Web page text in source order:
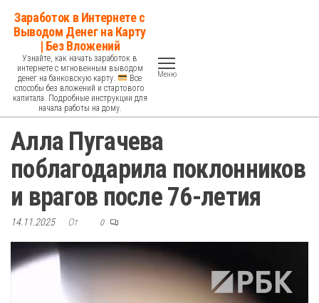
Перейти
содержимому
Заработок в Интернете с
Выводом Денег на Карту
| Без Вложений
Узнайте, как начать заработок в
интернете с мгновенным выводом
денег на банковскую карту.
Все
способы без вложений и стартового
капитала. Подробные инструкции для
начала работы на дому.
Меню
Алла Пугачева
поблагодарила поклонников
и врагов после 76-летия
14.11.2025 От 0